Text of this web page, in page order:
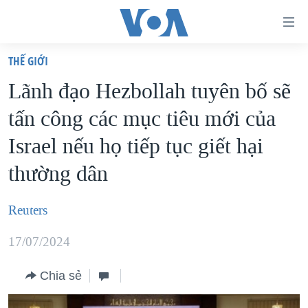
truy
cập
Tới
nội
dung
chính
Tới
hướng
VIỆT NAM
HOA KỲ
BIỂN ĐÔNG
THẾ GIỚI
MỤC
TỰ DO BÁO CHÍ
VẠCH TRẦN TIN GIẢ
CHUYÊN ĐỀ
CHIẾN TRANH THƯƠNG MẠI CỦA MỸ: QUÁ KHỨ VÀ HIỆN
HỌC TIẾNG ANH
THẾ GIỚI
Lãnh đạo Hezbollah tuyên bố sẽ
tấn công các mục tiêu mới của
Israel nếu họ tiếp tục giết hại
thường dân
Reuters
17/07/2024
Chia sẻ